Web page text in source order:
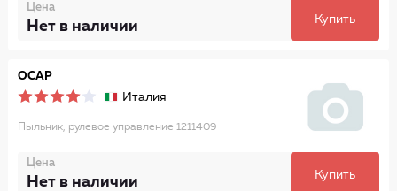
Цена
Нет в наличии Купить
OCAP
Италия
Пыльник, рулевое управление 1211409
Цена
Нет в наличии Купить